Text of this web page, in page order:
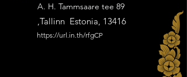
A. H. Tammsaare tee 89
,Tallinn Estonia, 13416
https://url.in.th/rfgCP